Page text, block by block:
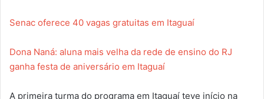
Senac oferece 40 vagas gratuitas em Itaguaí
Dona Naná: aluna mais velha da rede de ensino do RJ
ganha festa de aniversário em Itaguaí
A primeira turma do programa em Itaguaí teve início na